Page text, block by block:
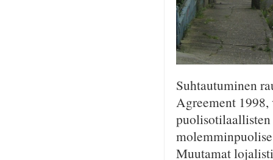
Suhtautuminen
Agreement
Muutamat